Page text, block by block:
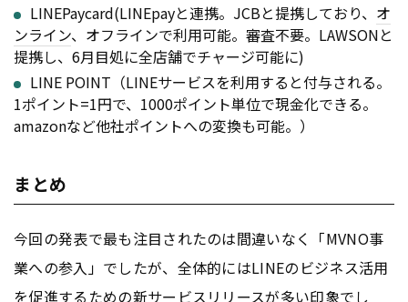
LINEPaycard(LINEpayと連携。JCBと提携しており、 オ
ンライン、オフラインで利用可能。審査不要。LAWSONと
提携し、6月目処に全店舗でチャージ可能に)
LINE POINT（LINEサービスを利用すると付与される。
1ポイント=1円で、1000ポイント単位で現金化できる。
amazonなど他社ポイントへの変換も可能。）
まとめ
今回の発表で最も注目されたのは間違いなく「MVNO事
業への参入」でしたが、全体的にはLINEのビジネス活用
を促進するための新サービスリリースが多い印象でし